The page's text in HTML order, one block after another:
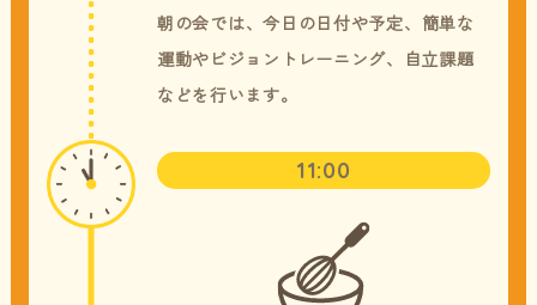
朝の会では、今日の日付や予定、簡単な
運動やビジョントレーニング、自立課題
などを行います。
11:00